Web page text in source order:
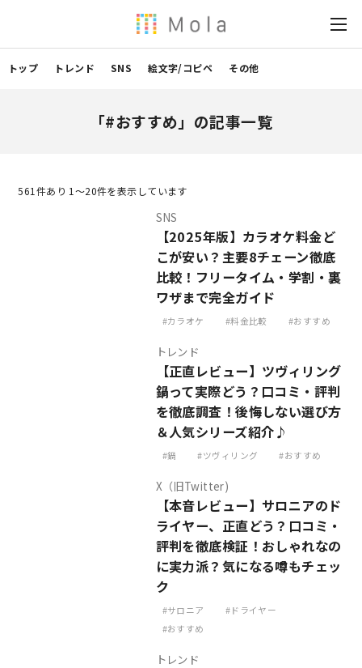
トップ トレンド SNS 絵文字/コピペ その他
「#おすすめ」の記事一覧
561 件あり 1〜20件を表示しています
SNS
【2025年版】カラオケ料金ど
こが安い？主要8チェーン徹底
比較！フリータイム・学割・裏
ワザまで完全ガイド
カラオケ 料金比較 おすすめ
トレンド
【正直レビュー】ツヴィリング
鍋って実際どう？口コミ・評判
を徹底調査！後悔しない選び方
＆人気シリーズ紹介♪
鍋 ツヴィリング おすすめ
X（旧Twitter)
【本音レビュー】サロニアのド
ライヤー、正直どう？口コミ・
評判を徹底検証！おしゃれなの
に実力派？気になる噂もチェッ
ク
サロニア
ドライヤー
おすすめ
トレンド